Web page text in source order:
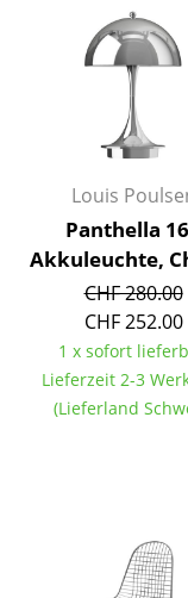
Bücherregale
Wandregale
Sideboards &
Beistell- &
Barmöbel
Garderoben
Einzelteile
Louis
Panthella
Akkuleuchte,
CHF 280.00
CHF 252.00
1 x sofort
Lieferzeit 2-3
(Lieferland